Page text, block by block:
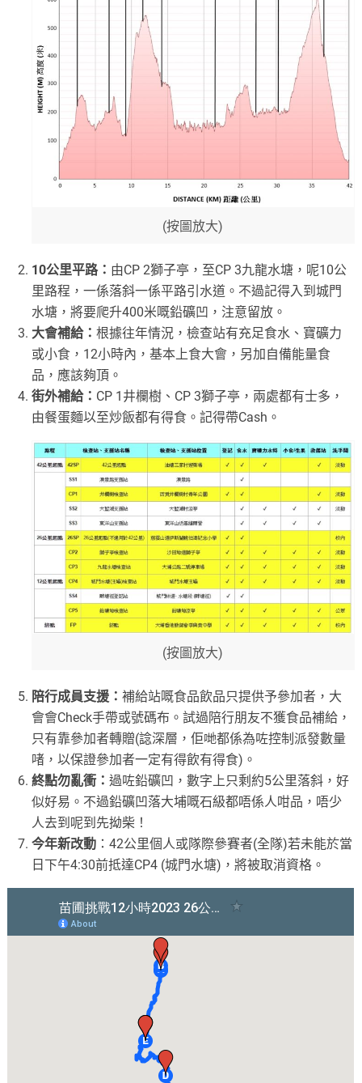
(按圖放大)
10公里平路： 由CP 2獅子亭，至CP 3九龍水塘，呢10公
里路程，一係落斜一係平路引水道。不過記得入到城門
水塘，將要爬升400米嘅鉛礦凹，注意留放。
大會補給：根據往年情況，檢查站有充足食水、寶礦力
或小食，12小時內，基本上食大會，另加自備能量食
品，應該夠頂。
街外補給： CP 1井欄樹、CP 3獅子亭，兩處都有士多，
由餐蛋麵以至炒飯都有得食。記得帶Cash。
(按圖放大)
陪行成員支援：補給站嘅食品飲品只提供予參加者，大
會會Check手帶或號碼布。試過陪行朋友不獲食品補給，
只有靠參加者轉贈(諗深層，佢哋都係為咗控制派發數量
啫，以保證參加者一定有得飲有得食)。
終點勿亂衝：過咗鉛礦凹，數字上只剩約5公里落斜，好
似好易。不過鉛礦凹落大埔嘅石級都唔係人咁品，唔少
人去到呢到先拗柴！
今年新改動 ：42公里個人或隊際參賽者(全隊)若未能於當
日下午4:30前抵達CP4 (城門水塘)，將被取消資格。